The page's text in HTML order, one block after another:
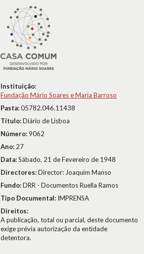
Instituição:
Fundação Mário Soares e Maria Barroso
Pasta:05782.046.11438
Título:Diário de Lisboa
Número:9062
Ano: 27
Data:Sábado, 21 de Fevereiro de 1948
Directores:Director: Joaquim Manso
Fundo:DRR - Documentos Ruella Ramos
Tipo Documental: IMPRENSA
Direitos:
A publicação, total ou parcial, deste documento
exige prévia autorização da entidade
detentora.